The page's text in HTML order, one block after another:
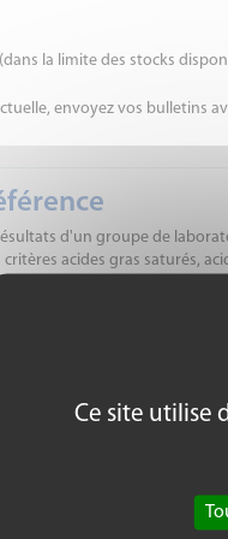
Ce site utilise
la limite des stocks
envoyez vos bulletins
d'un groupe de
acides gras saturés,
acides gras Mixed, acides
9c, C18:1 total, C18:2 total et
: